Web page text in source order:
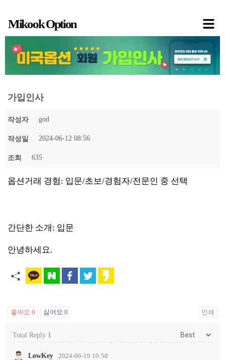
츠
Mikook Option
가입인사
작성자 god
작성일 2024-06-12 08:56
조회 635
옵션거래 경험: 입문/초보/경험자/전문인 중 선택
간단한 소개: 입문
안녕하세요.
좋아요 0 싫어요 0 인쇄
Total Reply 1
LowKey 2024-06-19 10:58